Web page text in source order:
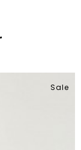
Sale